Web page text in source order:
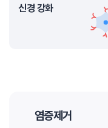
신경 강화
염증제거